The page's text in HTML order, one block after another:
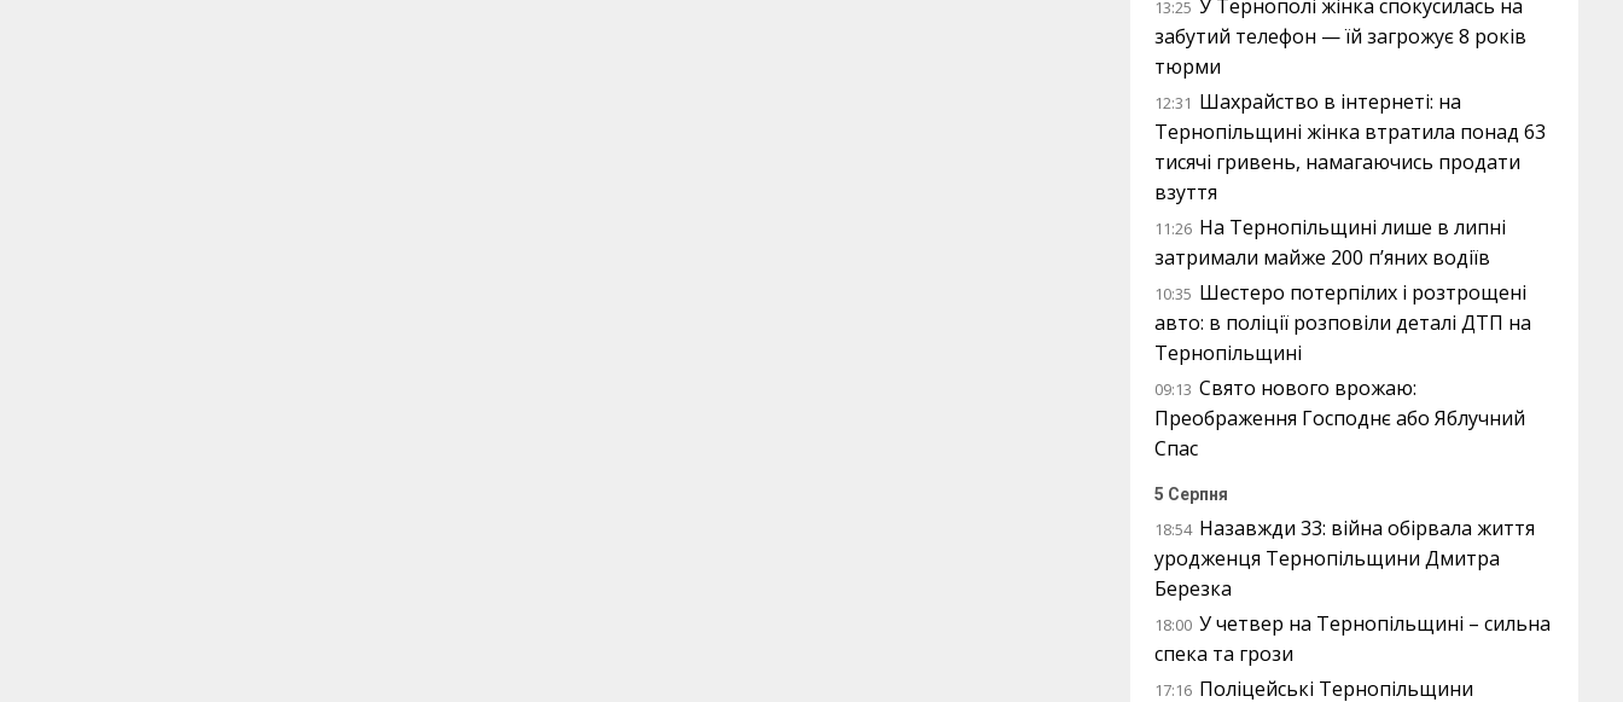
13:25 У Тернополі жінка спокусилась на
забутий телефон — їй загрожує 8 років
тюрми
12:31 Шахрайство в інтернеті: на
Тернопільщині жінка втратила понад 63
тисячі гривень, намагаючись продати
взуття
11:26 На Тернопільщині лише в липні
затримали майже 200 п’яних водіїв
10:35 Шестеро потерпілих і розтрощені
авто: в поліції розповіли деталі ДТП на
Тернопільщині
09:13 Свято нового врожаю:
Преображення Господнє або Яблучний
Спас
5 Серпня
18:54 Назавжди 33: війна обірвала життя
уродженця Тернопільщини Дмитра
Березка
18:00 У четвер на Тернопільщині – сильна
спека та грози
17:16 Поліцейські Тернопільщини